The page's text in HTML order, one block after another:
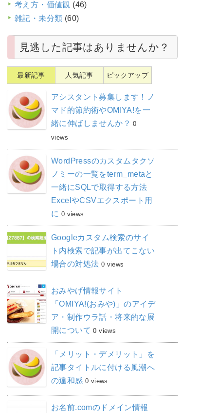
考え方・価値観 (46)
雑記・未分類 (60)
見逃した記事はありませんか？
最新記事 人気記事 ピックアップ
アシスタント募集します！ノ
マド的節約術やOMIYA!を一
緒に伸ばしませんか？ 0
views
WordPressのカスタムタクソ
ノミーの一覧をterm_metaと
一緒にSQLで取得する方法
ExcelやCSVエクスポート用
に 0 views
Googleカスタム検索のサイ
ト内検索で記事が出てこない
場合の対処法 0 views
おみやげ情報サイト
「OMIYA!(おみや)」のアイデ
ア・制作ウラ話・将来的な展
開について 0 views
「メリット・デメリット」を
記事タイトルに付ける風潮へ
の違和感 0 views
お名前.comのドメイン情報